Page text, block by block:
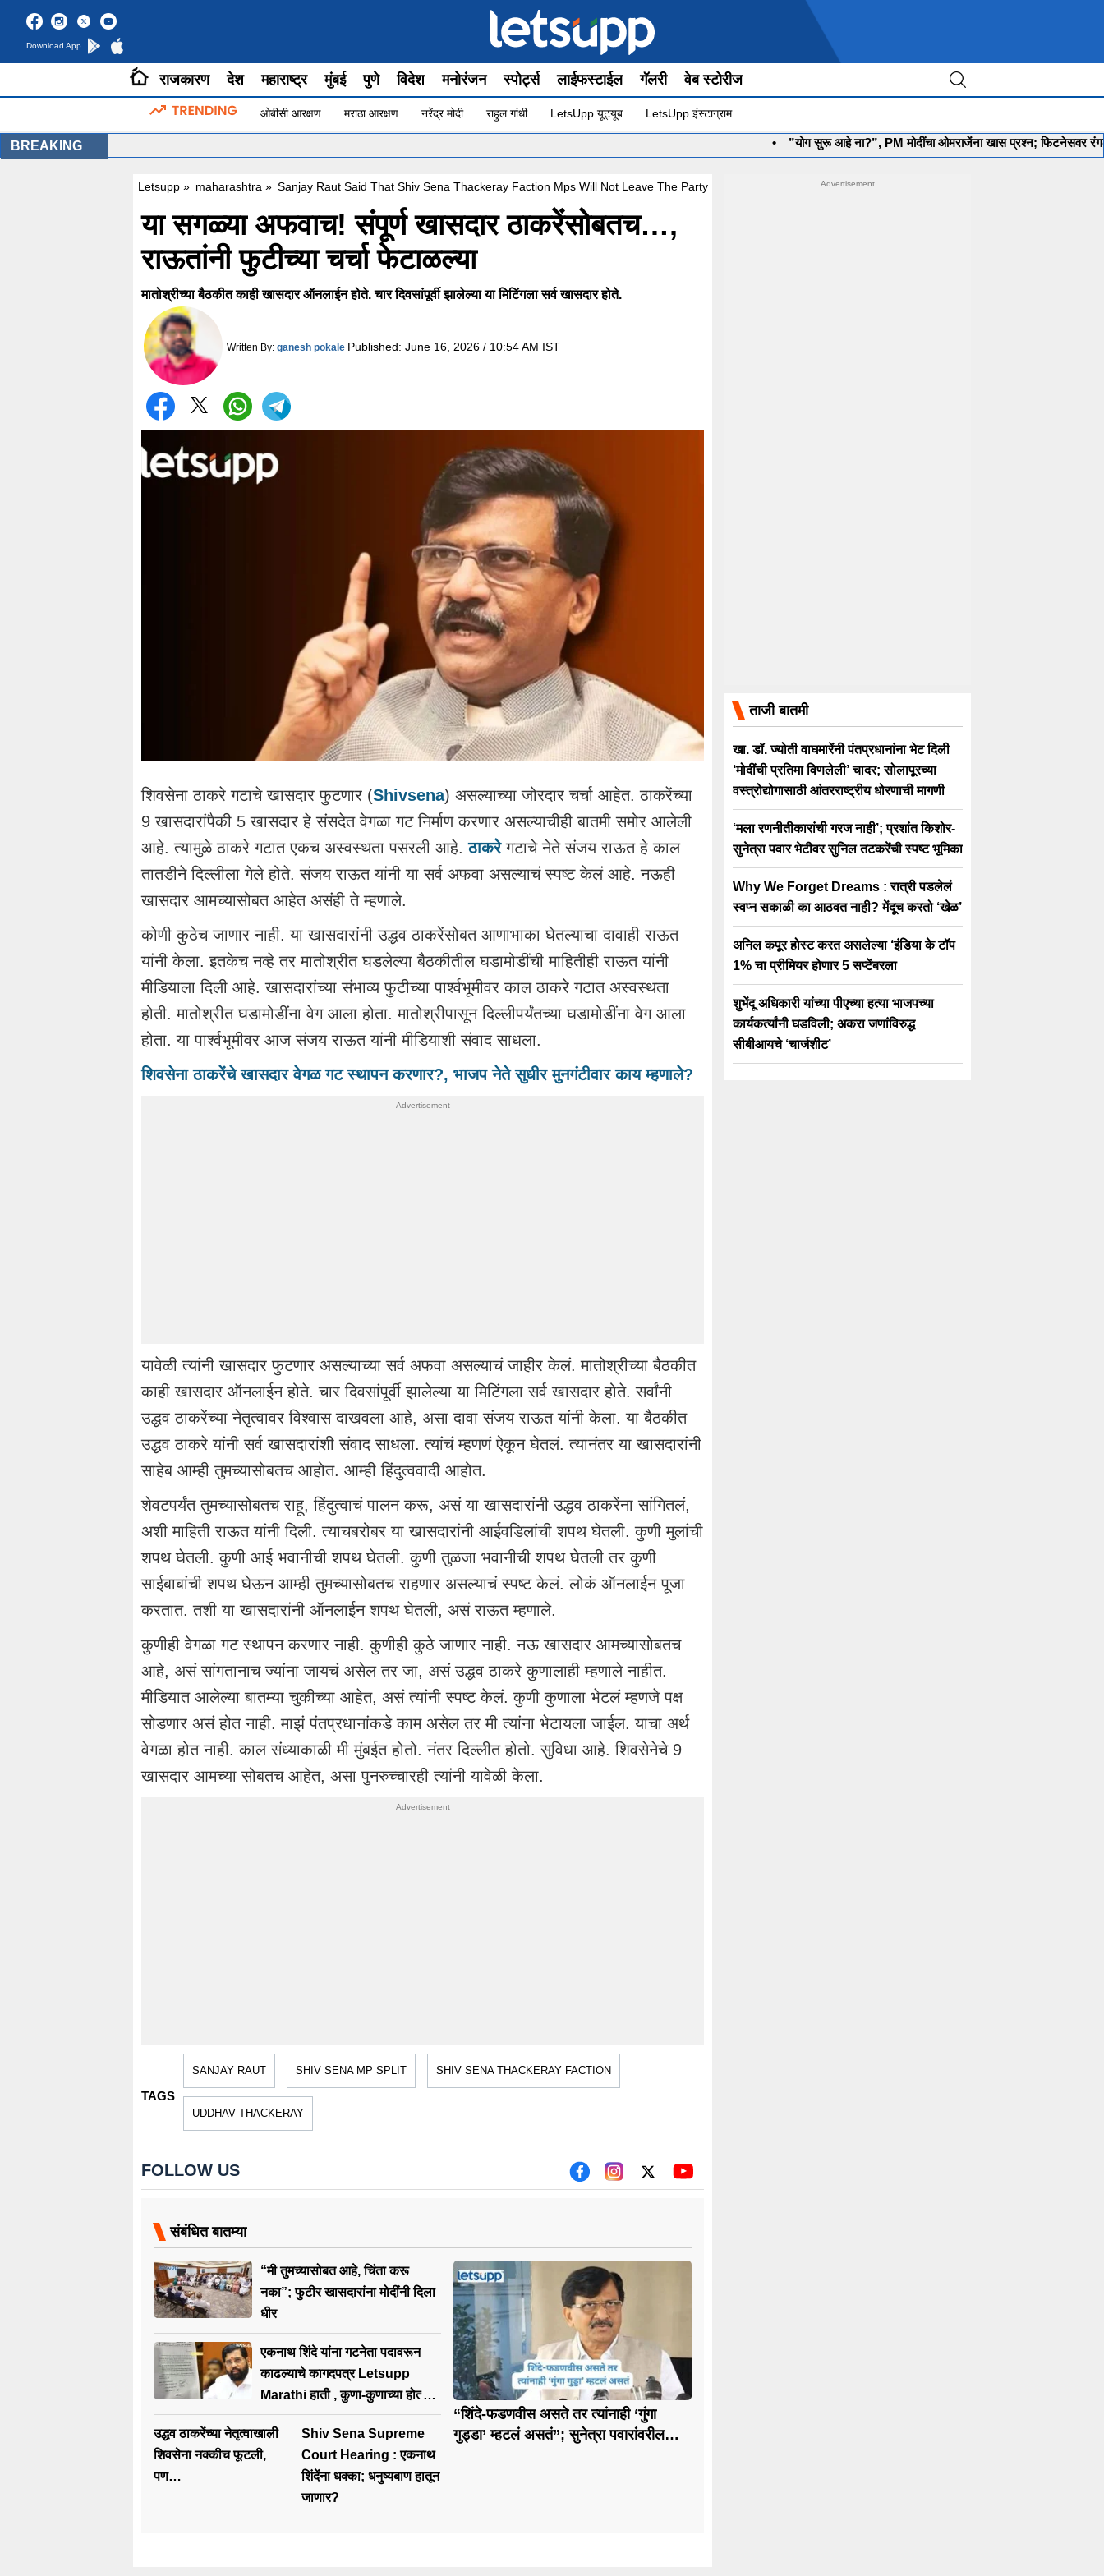
Download App
राजकारण देश महाराष्ट्र मुंबई पुणे विदेश मनोरंजन स्पोर्ट्स लाईफस्टाईल गॅलरी वेब स्टोरीज
ओबीसी आरक्षण मराठा आरक्षण नरेंद्र मोदी राहुल गांधी LetsUpp यूट्यूब LetsUpp इंस्टाग्राम
BREAKING ”योग सुरू आहे ना?”, PM मोदींचा ओमराजेंना खास प्रश्न; फिटनेसवर रंगली चर्चा
Letsupp » maharashtra » Sanjay Raut Said That Shiv Sena Thackeray Faction Mps Will Not Leave The Party
या सगळ्या अफवाच! संपूर्ण खासदार ठाकरेंसोबतच…,
राऊतांनी फुटीच्या चर्चा फेटाळल्या
मातोश्रीच्या बैठकीत काही खासदार ऑनलाईन होते. चार दिवसांपूर्वी झालेल्या या मिटिंगला सर्व खासदार होते.
Written By: ganesh pokale Published: June 16, 2026 / 10:54 AM IST
शिवसेना ठाकरे गटाचे खासदार फुटणार (Shivsena) असल्याच्या जोरदार चर्चा आहेत. ठाकरेंच्या
9 खासदारांपैकी 5 खासदार हे संसदेत वेगळा गट निर्माण करणार असल्याचीही बातमी समोर आलेली
आहे. त्यामुळे ठाकरे गटात एकच अस्वस्थता पसरली आहे.ठाकरेगटाचे नेते संजय राऊत हे काल
तातडीने दिल्लीला गेले होते. संजय राऊत यांनी या सर्व अफवा असल्याचं स्पष्ट केलं आहे. नऊही
खासदार आमच्यासोबत आहेत असंही ते म्हणाले.
कोणी कुठेच जाणार नाही. या खासदारांनी उद्धव ठाकरेंसोबत आणाभाका घेतल्याचा दावाही राऊत
यांनी केला. इतकेच नव्हे तर मातोश्रीत घडलेल्या बैठकीतील घडामोडींची माहितीही राऊत यांनी
मीडियाला दिली आहे. खासदारांच्या संभाव्य फुटीच्या पार्श्वभूमीवर काल ठाकरे गटात अस्वस्थता
होती. मातोश्रीत घडामोडींना वेग आला होता. मातोश्रीपासून दिल्लीपर्यंतच्या घडामोडींना वेग आला
होता. या पार्श्वभूमीवर आज संजय राऊत यांनी मीडियाशी संवाद साधला.
शिवसेना ठाकरेंचे खासदार वेगळ गट स्थापन करणार?, भाजप नेते सुधीर मुनगंटीवार काय म्हणाले?
यावेळी त्यांनी खासदार फुटणार असल्याच्या सर्व अफवा असल्याचं जाहीर केलं. मातोश्रीच्या बैठकीत
काही खासदार ऑनलाईन होते. चार दिवसांपूर्वी झालेल्या या मिटिंगला सर्व खासदार होते. सर्वांनी
उद्धव ठाकरेंच्या नेतृत्वावर विश्वास दाखवला आहे, असा दावा संजय राऊत यांनी केला. या बैठकीत
उद्धव ठाकरे यांनी सर्व खासदारांशी संवाद साधला. त्यांचं म्हणणं ऐकून घेतलं. त्यानंतर या खासदारांनी
साहेब आम्ही तुमच्यासोबतच आहोत. आम्ही हिंदुत्ववादी आहोत.
शेवटपर्यंत तुमच्यासोबतच राहू, हिंदुत्वाचं पालन करू, असं या खासदारांनी उद्धव ठाकरेंना सांगितलं,
अशी माहिती राऊत यांनी दिली. त्याचबरोबर या खासदारांनी आईवडिलांची शपथ घेतली. कुणी मुलांची
शपथ घेतली. कुणी आई भवानीची शपथ घेतली. कुणी तुळजा भवानीची शपथ घेतली तर कुणी
साईबाबांची शपथ घेऊन आम्ही तुमच्यासोबतच राहणार असल्याचं स्पष्ट केलं. लोकं ऑनलाईन पूजा
करतात. तशी या खासदारांनी ऑनलाईन शपथ घेतली, असं राऊत म्हणाले.
कुणीही वेगळा गट स्थापन करणार नाही. कुणीही कुठे जाणार नाही. नऊ खासदार आमच्यासोबतच
आहे, असं सांगतानाच ज्यांना जायचं असेल तर जा, असं उद्धव ठाकरे कुणालाही म्हणाले नाहीत.
मीडियात आलेल्या बातम्या चुकीच्या आहेत, असं त्यांनी स्पष्ट केलं. कुणी कुणाला भेटलं म्हणजे पक्ष
सोडणार असं होत नाही. माझं पंतप्रधानांकडे काम असेल तर मी त्यांना भेटायला जाईल. याचा अर्थ
वेगळा होत नाही. काल संध्याकाळी मी मुंबईत होतो. नंतर दिल्लीत होतो. सुविधा आहे. शिवसेनेचे 9
खासदार आमच्या सोबतच आहेत, असा पुनरुच्चारही त्यांनी यावेळी केला.
TAGS
SANJAY RAUT SHIV SENA MP SPLIT SHIV SENA THACKERAY FACTION
UDDHAV THACKERAY
FOLLOW US
संबंधित बातम्या
“मी तुमच्यासोबत आहे, चिंता करू
नका”; फुटीर खासदारांना मोदींनी दिला
धीर
एकनाथ शिंदे यांना गटनेता पदावरून
काढल्याचे कागदपत्र Letsupp
Marathi हाती , कुणा-कुणाच्या होत्या
सह्या ?
उद्धव ठाकरेंच्या नेतृत्वाखाली
शिवसेना नक्कीच फूटली,
पण…
Shiv Sena Supreme
Court Hearing : एकनाथ
शिंदेंना धक्का; धनुष्यबाण हातून
जाणार?
“शिंदे-फडणवीस असते तर त्यांनाही ‘गुंगा
गुड्डा’ म्हटलं असतं”; सुनेत्रा पवारांवरील
ताजी बातमी
खा. डॉ. ज्योती वाघमारेंनी पंतप्रधानांना भेट दिली
‘मोदींची प्रतिमा विणलेली’ चादर; सोलापूरच्या
वस्त्रोद्योगासाठी आंतरराष्ट्रीय धोरणाची मागणी
‘मला रणनीतीकारांची गरज नाही’; प्रशांत किशोर-
सुनेत्रा पवार भेटीवर सुनिल तटकरेंची स्पष्ट भूमिका
Why We Forget Dreams : रात्री पडलेलं
स्वप्न सकाळी का आठवत नाही? मेंदूच करतो ‘खेळ’
अनिल कपूर होस्ट करत असलेल्या ‘इंडिया के टॉप
1% चा प्रीमियर होणार 5 सप्टेंबरला
शुभेंदू अधिकारी यांच्या पीएच्या हत्या भाजपच्या
कार्यकर्त्यांनी घडविली; अकरा जणांविरुद्ध
सीबीआयचे ‘चार्जशीट’